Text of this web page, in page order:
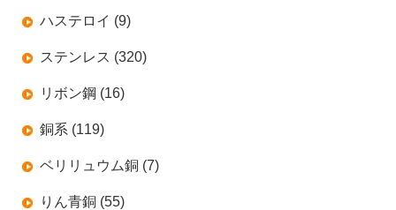
ハステロイ (9)
ステンレス (320)
リボン鋼 (16)
銅系 (119)
ベリリュウム銅 (7)
りん青銅 (55)